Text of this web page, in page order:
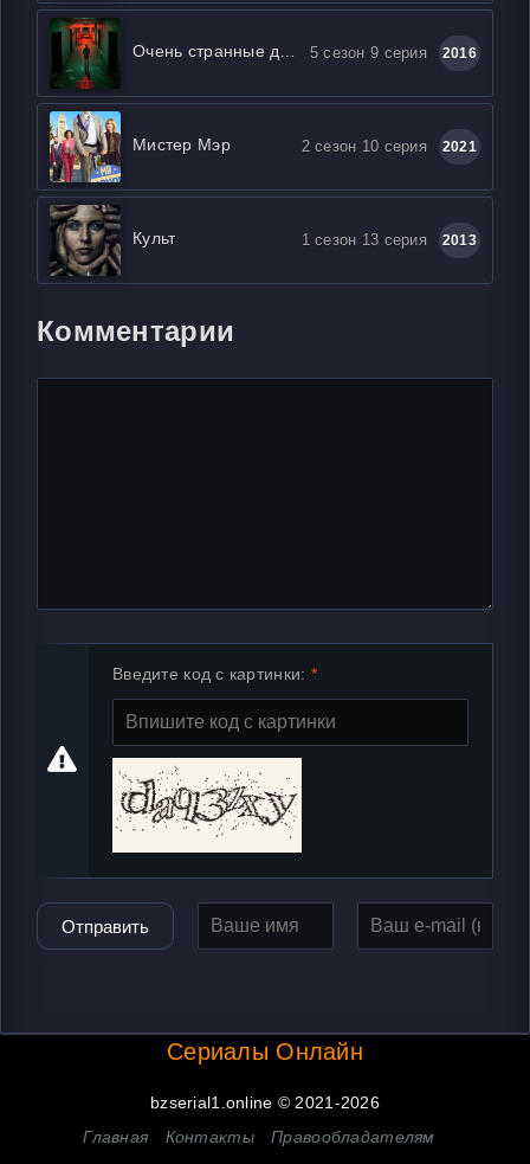
5 сезон 9 серия 2016
Мистер Мэр 2 сезон 10 серия 2021
Культ 1 сезон 13 серия 2013
Комментарии
Введите код с картинки:
Отправить
Сериалы Онлайн
bzserial1.online © 2021-2026
Главная
Контакты Правообладателям